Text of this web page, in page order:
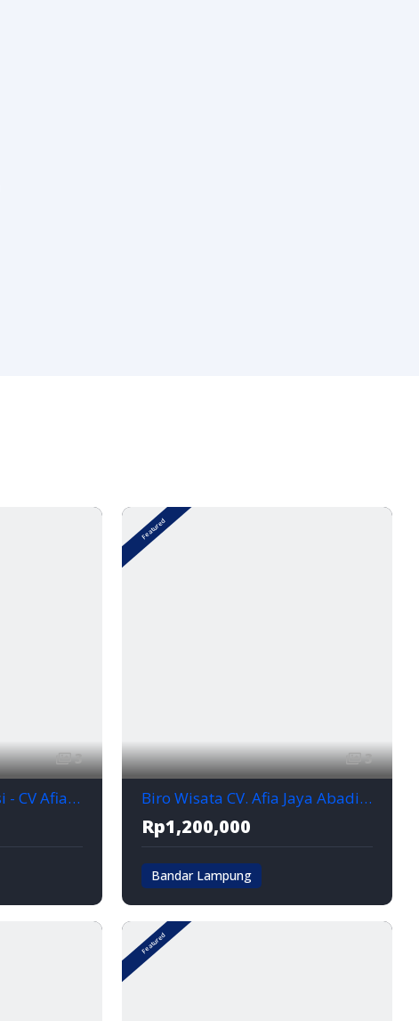
3
Layanan Transportasi - CV Afia Jaya Abadi Rental Mobil Lampung 0821-7889-0188 PROFESIONAL!
Featured
3
Biro Wisata CV. Afia Jaya Abadi Rental Mobil Lampung
Rp1,200,000
Bandar Lampung
Featured